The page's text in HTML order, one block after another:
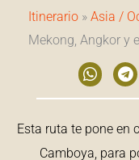
Itinerario » Asia /
Mekong, Angkor y
Esta ruta te pone en
Camboya, para